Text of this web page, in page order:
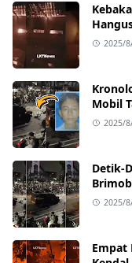
2025/
Mobil
2025/
Detik-
2025/
Empat